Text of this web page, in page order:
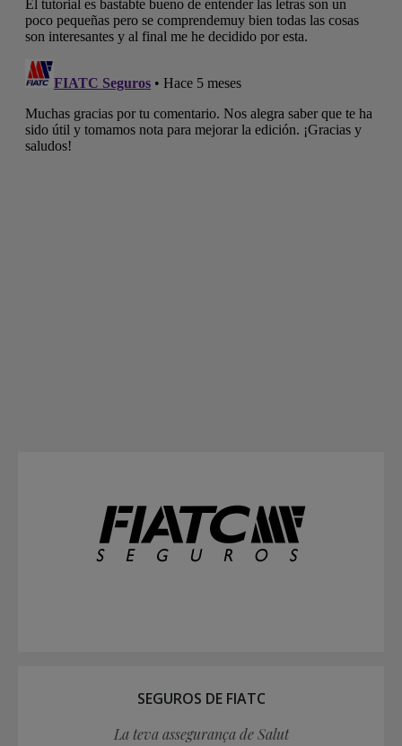
SEGUROS DE FIATC
La teva assegurança de Salut